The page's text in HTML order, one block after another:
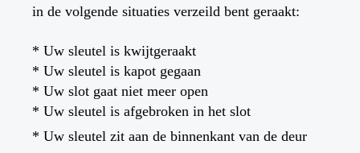
in de volgende situaties verzeild bent geraakt:
* Uw sleutel is kwijtgeraakt
* Uw sleutel is kapot gegaan
* Uw slot gaat niet meer open
* Uw sleutel is afgebroken in het slot
* Uw sleutel zit aan de binnenkant van de deur